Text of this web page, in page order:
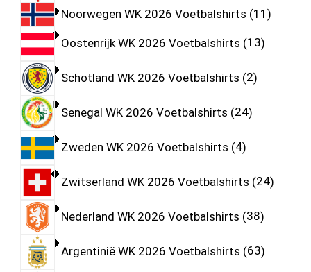
Noorwegen WK 2026 Voetbalshirts 11
Oostenrijk WK 2026 Voetbalshirts 13
Schotland WK 2026 Voetbalshirts 2
Senegal WK 2026 Voetbalshirts 24
Zweden WK 2026 Voetbalshirts 4
Zwitserland WK 2026 Voetbalshirts 24
Nederland WK 2026 Voetbalshirts 38
Argentinië WK 2026 Voetbalshirts 63